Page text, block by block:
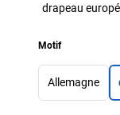
drapeau
Motif
Allemagne